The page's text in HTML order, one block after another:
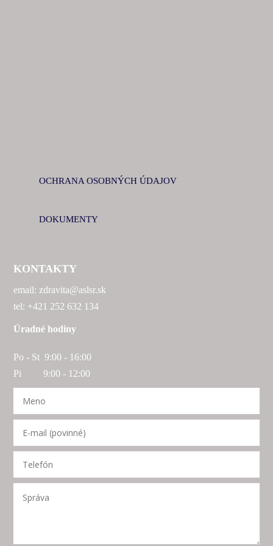
OCHRANA OSOBNÝCH ÚDAJOV
DOKUMENTY
KONTAKTY
email: zdravita@aslsr.sk
tel: +421 252 632 134
Úradné hodiny
Po - St 9:00 - 16:00
Pi 9:00 - 12:00